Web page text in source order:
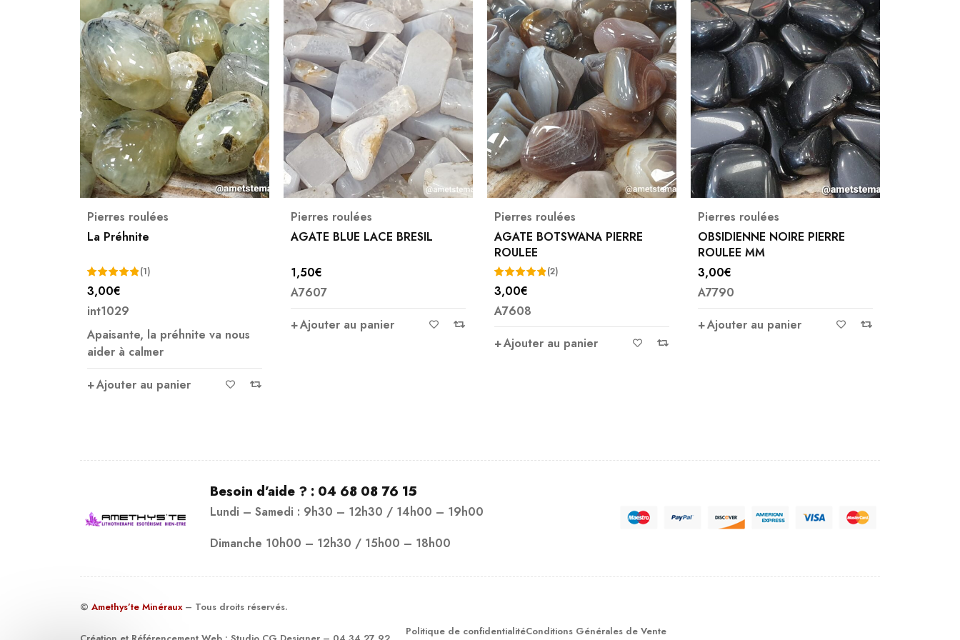
Pierres roulées
La Préhnite
Note5.00
sur 5
(1)
3,00€
int1029
Apaisante, la préhnite va nous
aider à calmer
Ajouter au panier
Pierres roulées
AGATE BLUE LACE BRESIL
1,50€
A7607
Ajouter au panier
Pierres roulées
AGATE BOTSWANA PIERRE
ROULEE
Note5.00
sur 5
(2)
3,00€
A7608
Ajouter au panier
Pierres roulées
OBSIDIENNE NOIRE PIERRE
ROULEE MM
3,00€
A7790
Ajouter au panier
Besoin d’aide ? : 04 68 08 76 15
Lundi – Samedi : 9h30 – 12h30 / 14h00 – 19h00
Dimanche 10h00 – 12h30 / 15h00 – 18h00
© Amethys’te Minéraux – Tous droits réservés.
Politique de confidentialitéConditions Générales de Vente